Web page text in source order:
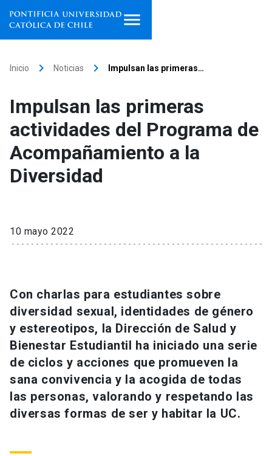
Facultades, escuelas e
institutos
Investigación
Información para keyboard_arrow_down
Futuros estudiantes
Académicos
Go to english site launch
ACCESOS DIRECTOS
Admisión launch
Correo UC
Inicio keyboard_arrow_right Noticias keyboard_arrow_right Impulsan las primeras…
Impulsan las primeras
actividades del Programa de
Acompañamiento a la
Diversidad
10 mayo 2022
Con charlas para estudiantes sobre
diversidad sexual, identidades de género
y estereotipos, la Dirección de Salud y
Bienestar Estudiantil ha iniciado una serie
de ciclos y acciones que promueven la
sana convivencia y la acogida de todas
las personas, valorando y respetando las
diversas formas de ser y habitar la UC.